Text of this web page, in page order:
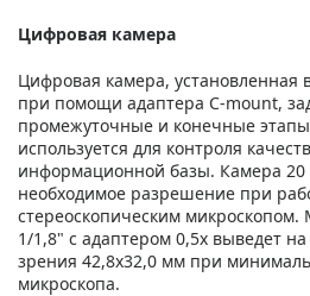
Цифровая камера
Цифровая камера, установленная
при помощи адаптера C-mount,
промежуточные и конечные
используется для контроля
информационной базы. Камера 20
необходимое разрешение при
стереоскопическим
1/1,8" с адаптером 0,5х выведет
зрения 42,8х32,0 мм при
микроскопа.